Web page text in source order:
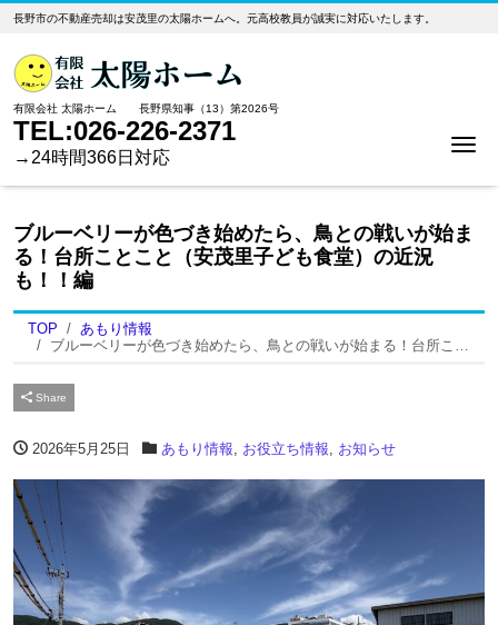
長野市の不動産売却は安茂里の太陽ホームへ。元高校教員が誠実に対応いたします。
有限会社 太陽ホーム 長野県知事（13）第2026号
TEL:026-226-2371
→24時間366日対応
ブルーベリーが色づき始めたら、鳥との戦いが始ま
る！台所ことこと（安茂里子ども食堂）の近況
も！！編
TOP
あもり情報
ブルーベリーが色づき始めたら、鳥との戦いが始まる！台所ことこと（安茂里子ども食堂）の近況も！！編
Share
2026年5月25日 あもり情報 お役立ち情報 お知らせ